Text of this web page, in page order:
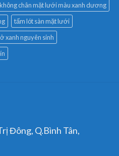
chân mặt lưới màu xanh dương
tấm lót sàn mặt lưới
xanh nguyên sinh
Đông, Q.Bình Tân,